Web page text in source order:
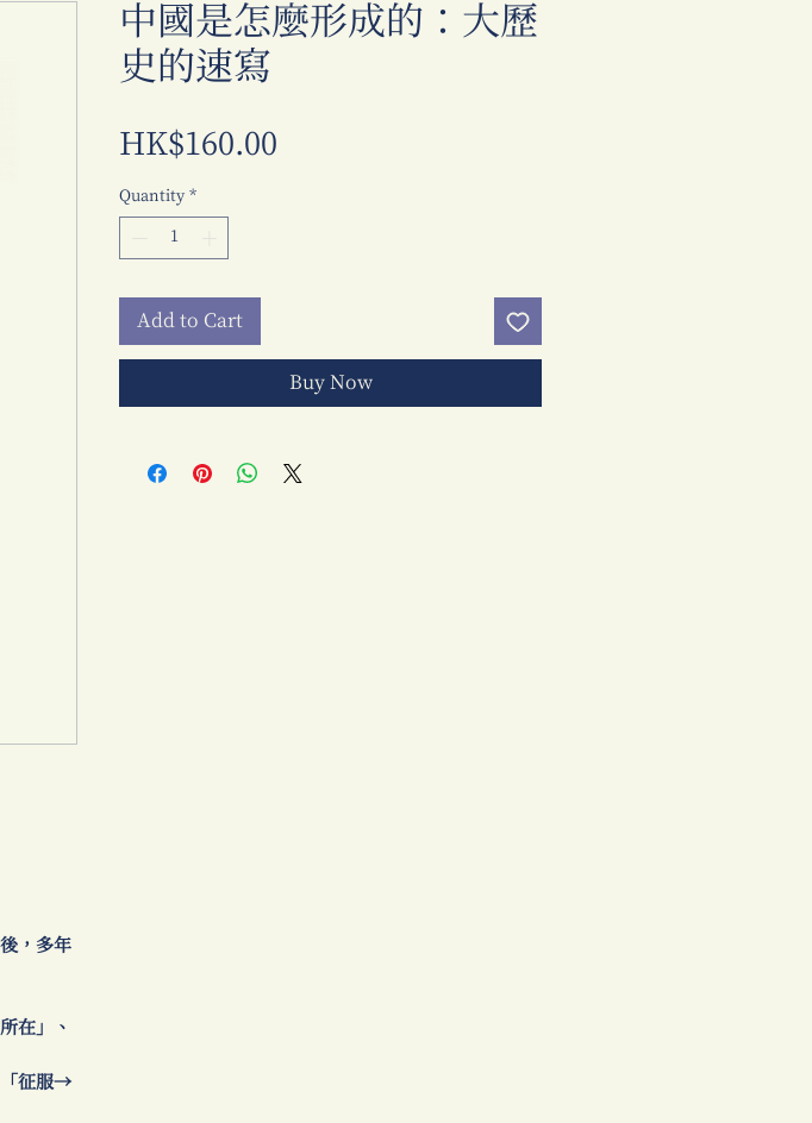
，多年
在」、
征服→
中國是怎麼形成的：大歷
史的速寫
HK$160.00
Quantity *
Add to Cart
Buy Now